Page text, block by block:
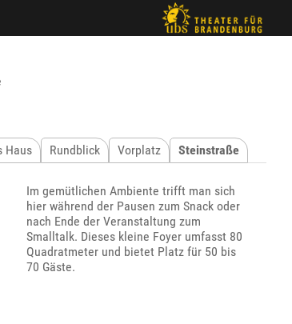
Haus Rundblick Vorplatz Steinstraße
Im gemütlichen Ambiente trifft man sich
hier während der Pausen zum Snack oder
nach Ende der Veranstaltung zum
Smalltalk. Dieses kleine Foyer umfasst 80
Quadratmeter und bietet Platz für 50 bis
70 Gäste.